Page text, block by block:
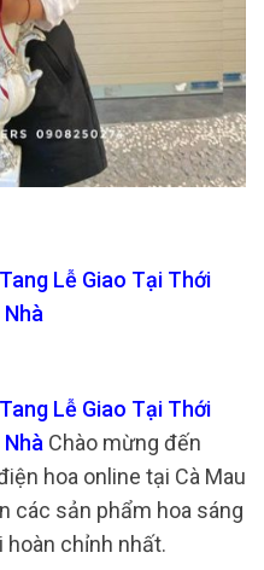
Lễ Giao Tại Thới
Lễ Giao Tại Thới
Chào mừng đến
hoa online tại Cà Mau
các sản phẩm hoa sáng
hoàn chỉnh nhất.